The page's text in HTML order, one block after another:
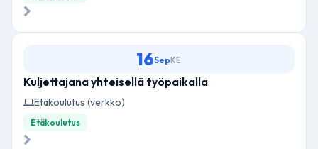
16SepKE
Kuljettajana yhteisellä työpaikalla
Etäkoulutus (verkko)
Etäkoulutus